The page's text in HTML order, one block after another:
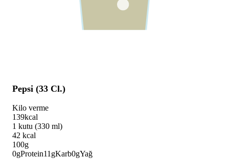
Pepsi (33 Cl.)
Kilo verme
139kcal
1 kutu (330 ml)
42 kcal
100g
0gProtein11 gKarb0gYağ